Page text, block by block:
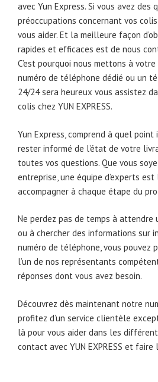
avec Yun Express. Si vous avez des
préoccupations concernant vos
vous aider. Et la meilleure façon
rapides et efficaces est de nous
C’est pourquoi nous mettons à
numéro de téléphone dédié ou un
24/24 sera heureux vous assistez
colis chez YUN EXPRESS.
Yun Express, comprend à quel
rester informé de l’état de votre
toutes vos questions. Que vous
entreprise, une équipe d’experts est
accompagner à chaque étape du
Ne perdez pas de temps à attendre
ou à chercher des informations sur
numéro de téléphone, vous pouvez
l’un de nos représentants
réponses dont vous avez besoin.
Découvrez dès maintenant notre
profitez d’un service clientèle
là pour vous aider dans les
contact avec YUN EXPRESS et